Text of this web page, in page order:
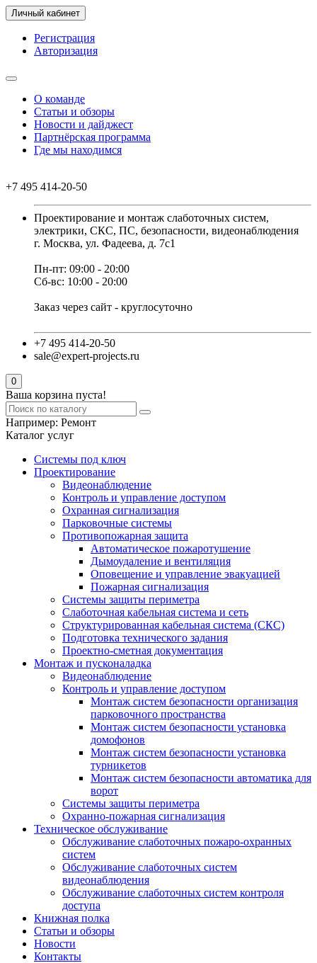
Личный кабинет
Регистрация
Авторизация
О команде
Статьи и обзоры
Новости и дайджест
Партнёрская программа
Где мы находимся
+7 495 414-20-50
Проектирование и монтаж слаботочных систем,
электрики, СКС, ПС, безопасности, видеонаблюдения
г. Москва, ул. Фадеева, д. 7с1
Пн-пт: 09:00 - 20:00
Сб-вс: 10:00 - 20:00
Заказ через сайт - круглосуточно
+7 495 414-20-50
sale@expert-projects.ru
0
Ваша корзина пуста!
Например: Ремонт
Каталог услуг
Системы под ключ
Проектирование
Видеонаблюдение
Контроль и управление доступом
Охранная сигнализация
Парковочные системы
Противопожарная защита
Автоматическое пожаротушение
Дымоудаление и вентиляция
Оповещение и управление эвакуацией
Пожарная сигнализация
Системы защиты периметра
Слаботочная кабельная система и сеть
Структурированная кабельная система (СКС)
Подготовка технического задания
Проектно-сметная документация
Монтаж и пусконаладка
Видеонаблюдение
Контроль и управление доступом
Монтаж систем безопасности организация
парковочного пространства
Монтаж систем безопасности установка
домофонов
Монтаж систем безопасности установка
турникетов
Монтаж систем безопасности автоматика для
ворот
Системы защиты периметра
Охранно-пожарная сигнализация
Техническое обслуживание
Обслуживание слаботочных пожаро-охранных
систем
Обслуживание слаботочных систем
видеонаблюдения
Обслуживание слаботочных систем контроля
доступа
Книжная полка
Статьи и обзоры
Новости
Контакты